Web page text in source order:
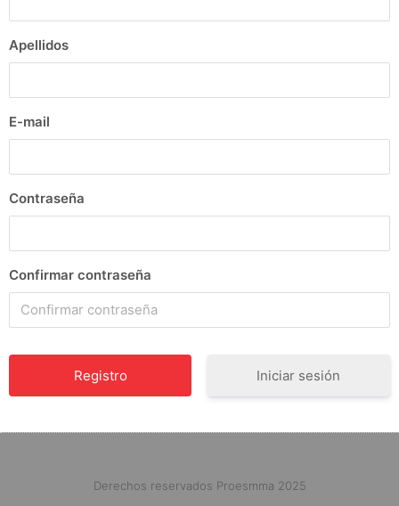
Apellidos
E-mail
Contraseña
Confirmar contraseña
Iniciar sesión
Derechos reservados Proesmma 2025